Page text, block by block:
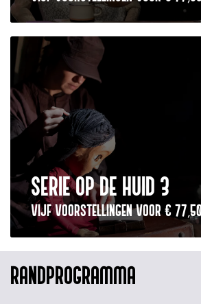
SERIE OP DE HUID 3
VIJF VOORSTELLINGEN VOOR € 77,50
RANDPROGRAMMA